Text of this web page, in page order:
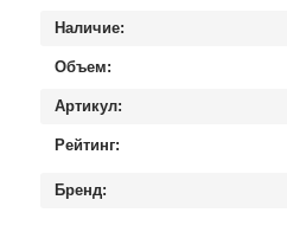
Наличие:
Объем:
Артикул:
Рейтинг:
Бренд: